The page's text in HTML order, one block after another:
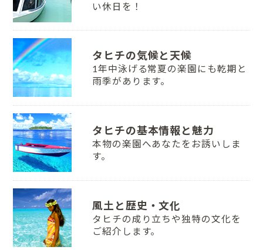
い休日を！
タヒチの気候と天候
1年中泳げる常夏の楽園にも乾期と
雨季があります。
タヒチの基本情報と魅力
本物の楽園へあなたをお誘いしま
す。
風土と歴史・文化
タヒチの成り立ちや独特の文化を
ご紹介します。